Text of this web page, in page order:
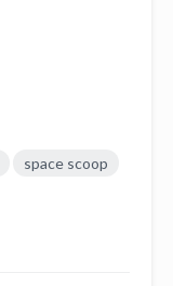
space scoop